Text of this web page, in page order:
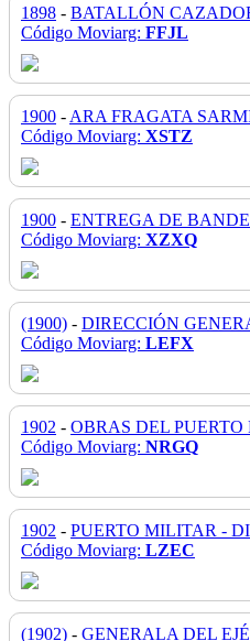
1898 - BATALLÓN
Código Moviarg: FFJL
1900 - ARA FRAGATA
Código Moviarg: XSTZ
1900 - ENTREGA DE
Código Moviarg: XZXQ
(1900) - DIRECCIÓN
Código Moviarg: LEFX
1902 - OBRAS DEL
Código Moviarg: NRGQ
1902 - PUERTO MILITAR -
Código Moviarg: LZEC
(1902) - GENERALA DEL